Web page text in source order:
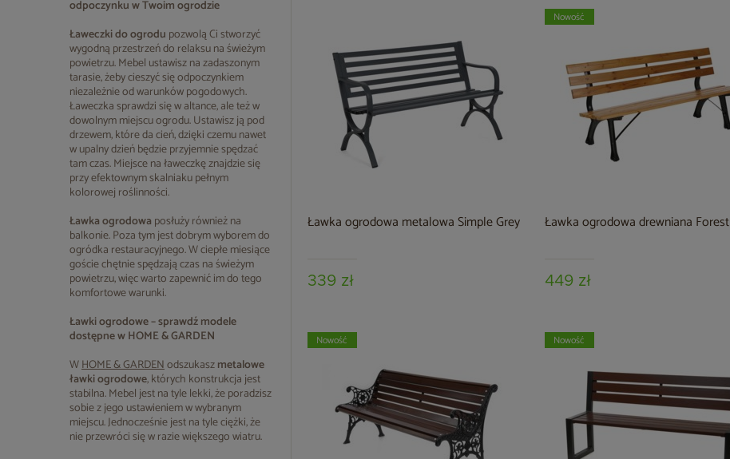
odpoczynku w Twoim ogrodzie
Ławeczki do ogrodu pozwolą Ci stworzyć
wygodną przestrzeń do relaksu na świeżym
powietrzu. Mebel ustawisz na zadaszonym
tarasie, żeby cieszyć się odpoczynkiem
niezależnie od warunków pogodowych.
Ławeczka sprawdzi się w altance, ale też w
dowolnym miejscu ogrodu. Ustawisz ją pod
drzewem, które da cień, dzięki czemu nawet
w upalny dzień będzie przyjemnie spędzać
tam czas. Miejsce na ławeczkę znajdzie się
przy efektownym skalniaku pełnym
kolorowej roślinności.
Ławka ogrodowa posłuży również na
balkonie. Poza tym jest dobrym wyborem do
ogródka restauracyjnego. W ciepłe miesiące
goście chętnie spędzają czas na świeżym
powietrzu, więc warto zapewnić im do tego
komfortowe warunki.
Ławki ogrodowe – sprawdź modele
dostępne w HOME & GARDEN
WHOME & GARDENodszukaszmetalowe
ławki ogrodowe, których konstrukcja jest
stabilna. Mebel jest na tyle lekki, że poradzisz
sobie z jego ustawieniem w wybranym
miejscu. Jednocześnie jest na tyle ciężki, że
nie przewróci się w razie większego wiatru.
Ławka ogrodowa metalowa Simple Grey
339 zł
Ławka ogrodowa drewniana Forest
449 zł
Nowość
Nowość Nowość